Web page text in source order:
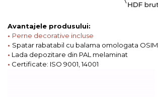
Avantajele produsului:
• Perne decorative incluse
• Spatar rabatabil cu balama omologata OSIM
• Lada depozitare din PAL melaminat
• Certificate: ISO 9001, 14001